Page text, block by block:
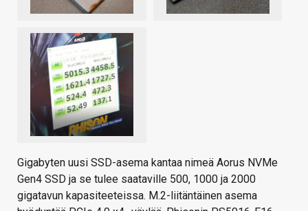
Gigabyten uusi SSD-asema kantaa nimeä Aorus NVMe
Gen4 SSD ja se tulee saataville 500, 1000 ja 2000
gigatavun kapasiteeteissa. M.2-liitäntäinen asema